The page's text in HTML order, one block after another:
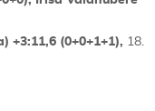
+3:11,6 (0+0+1+1), 18.